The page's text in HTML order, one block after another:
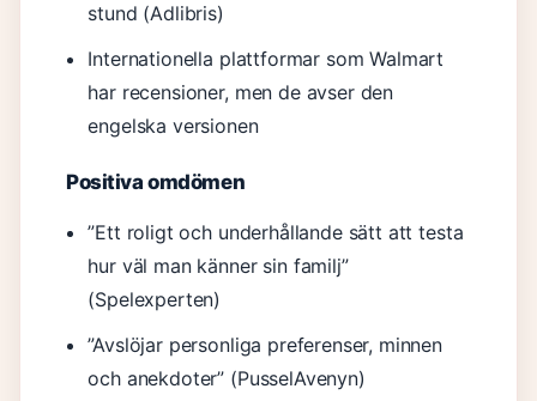
stund (Adlibris)
Internationella plattformar som Walmart
har recensioner, men de avser den
engelska versionen
Positiva omdömen
”Ett roligt och underhållande sätt att testa
hur väl man känner sin familj”
(Spelexperten)
”Avslöjar personliga preferenser, minnen
och anekdoter” (PusselAvenyn)